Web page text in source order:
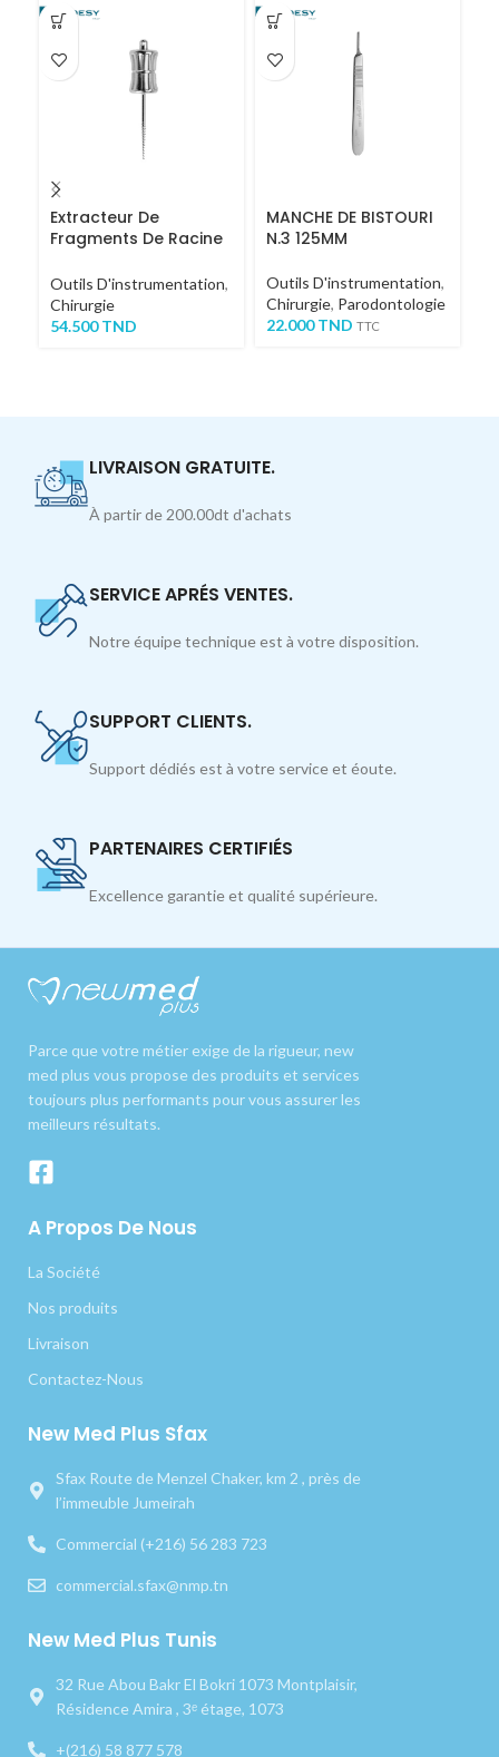
Extracteur De
Fragments De Racine
Outils D'instrumentation,
Chirurgie
54.500TND
MANCHE DE BISTOURI
N.3 125MM
Outils D'instrumentation,
Chirurgie, Parodontologie
22.000TND TTC
LIVRAISON GRATUITE.
À partir de 200.00dt d'achats
SERVICE APRÉS VENTES.
Notre équipe technique est à votre disposition.
SUPPORT CLIENTS.
Support dédiés est à votre service et éoute.
PARTENAIRES CERTIFIÉS
Excellence garantie et qualité supérieure.
Parce que votre métier exige de la rigueur, new
med plus vous propose des produits et services
toujours plus performants pour vous assurer les
meilleurs résultats.
A Propos De Nous
La Société
Nos produits
Livraison
Contactez-Nous
New Med Plus Sfax
Sfax Route de Menzel Chaker, km 2 , près de
l’immeuble Jumeirah
Commercial (+216) 56 283 723
commercial.sfax@nmp.tn
New Med Plus Tunis
32 Rue Abou Bakr El Bokri 1073 Montplaisir,
Résidence Amira , 3ᵉ étage, 1073
+(216) 58 877 578